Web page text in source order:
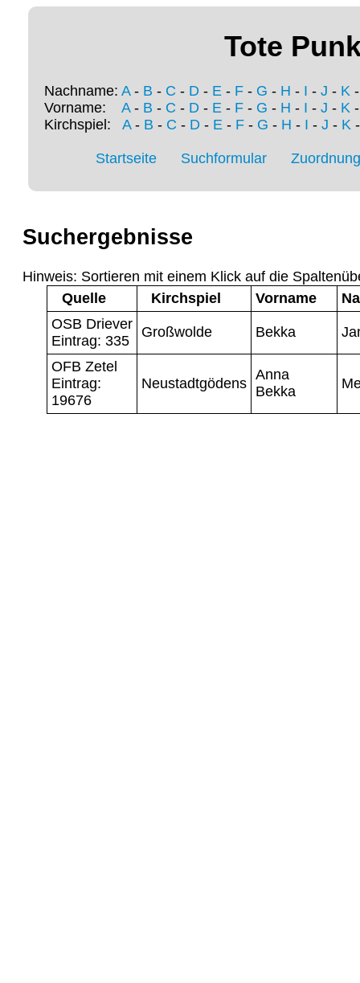
Tote
Nachname: A- B - C - D - E - F - G - H - I - J - K
Vorname: A- B - C - D - E - F - G - H - I - J - K
Kirchspiel: A- B - C - D- E- F- G - H - I - J - K
Startseite Suchformular
Suchergebnisse
Hinweis: Sortieren mit einem Klick auf die
Quelle
Kirchspiel Vorname
OSB Driever
Eintrag: 335
Großwolde Bekka
OFB Zetel
Eintrag:
19676
Neustadtgödens
Anna
Bekka